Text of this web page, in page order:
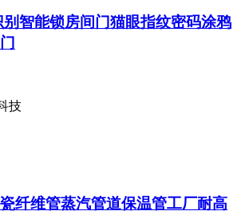
智能锁房间门猫眼指纹密码涂鸦
技
纤维管蒸汽管道保温管工厂耐高